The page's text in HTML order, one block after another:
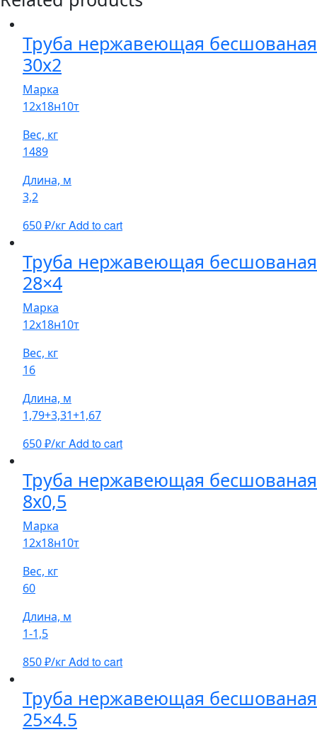
Труба нержавеющая бесшованая
30х2
Марка
12х18н10т
Вес, кг
1489
Длина, м
3,2
650₽/кгAdd to cart
Труба нержавеющая бесшованая
28×4
Марка
12х18н10т
Вес, кг
16
Длина, м
1,79+3,31+1,67
650₽/кгAdd to cart
Труба нержавеющая бесшованая
8х0,5
Марка
12х18н10т
Вес, кг
60
Длина, м
1-1,5
850₽/кгAdd to cart
Труба нержавеющая бесшованая
25×4.5